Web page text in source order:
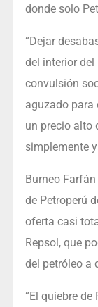
donde solo
“Dejar
del interior
convulsión
aguzado para
un precio alto
simplemente
Burneo
de Petroperú
oferta casi
Repsol, que
del petróleo a
“El quiebre